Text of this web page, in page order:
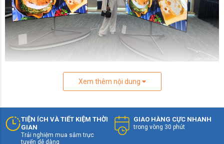
⚡ Tivi LG 2026 có gì mới?
mới với những nâng cấp ấn tượng:
🌟 Công nghệ OLED evo thế hệ 3 – độ sáng cao hơn,
màu đen sâu tuyệt đối, độ tương phản ấn tượng.
🧠 Chip xử lý α9 AI Gen7 – tối ưu hình ảnh và âm
Xem thêm nội dung
TIỆN ÍCH VÀ TIẾT KIỆM THỜI
GIAN
Trải nghiệm mua sắm trực
tuyến dễ dàng
GIAO HÀNG CỰC NHANH
trong vòng 30 phút